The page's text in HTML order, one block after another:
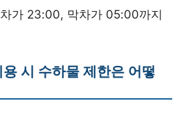
가 23:00, 막차가 05:00까지
시 수하물 제한은 어떻